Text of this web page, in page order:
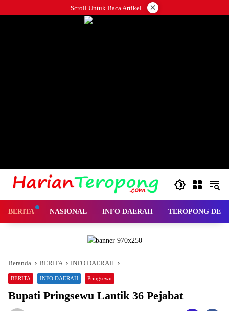
ke
Scroll Untuk Baca Artikel ×
BERITA NASIONAL INFO DAERAH TEROPONG
Beranda BERITA INFO DAERAH
BERITA INFO DAERAH Pringsewu
Bupati Pringsewu Lantik 36 Pejabat